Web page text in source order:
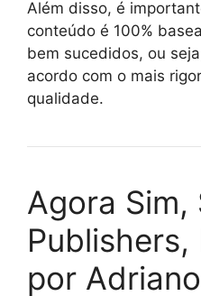
Além disso, é
conteúdo é 100%
bem sucedidos, ou
acordo com o mais
qualidade.
Agora Sim,
por